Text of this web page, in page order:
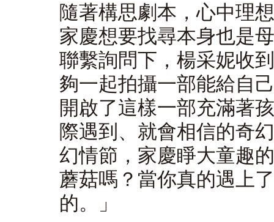
隨著構思劇本，心中理
家慶想要找尋本身也是
聯繫詢問下，楊采妮收
夠一起拍攝一部能給自
開啟了這樣一部充滿著
際遇到、就會相信的奇
幻情節，家慶睜大童趣
蘑菇嗎？當你真的遇上
的。」